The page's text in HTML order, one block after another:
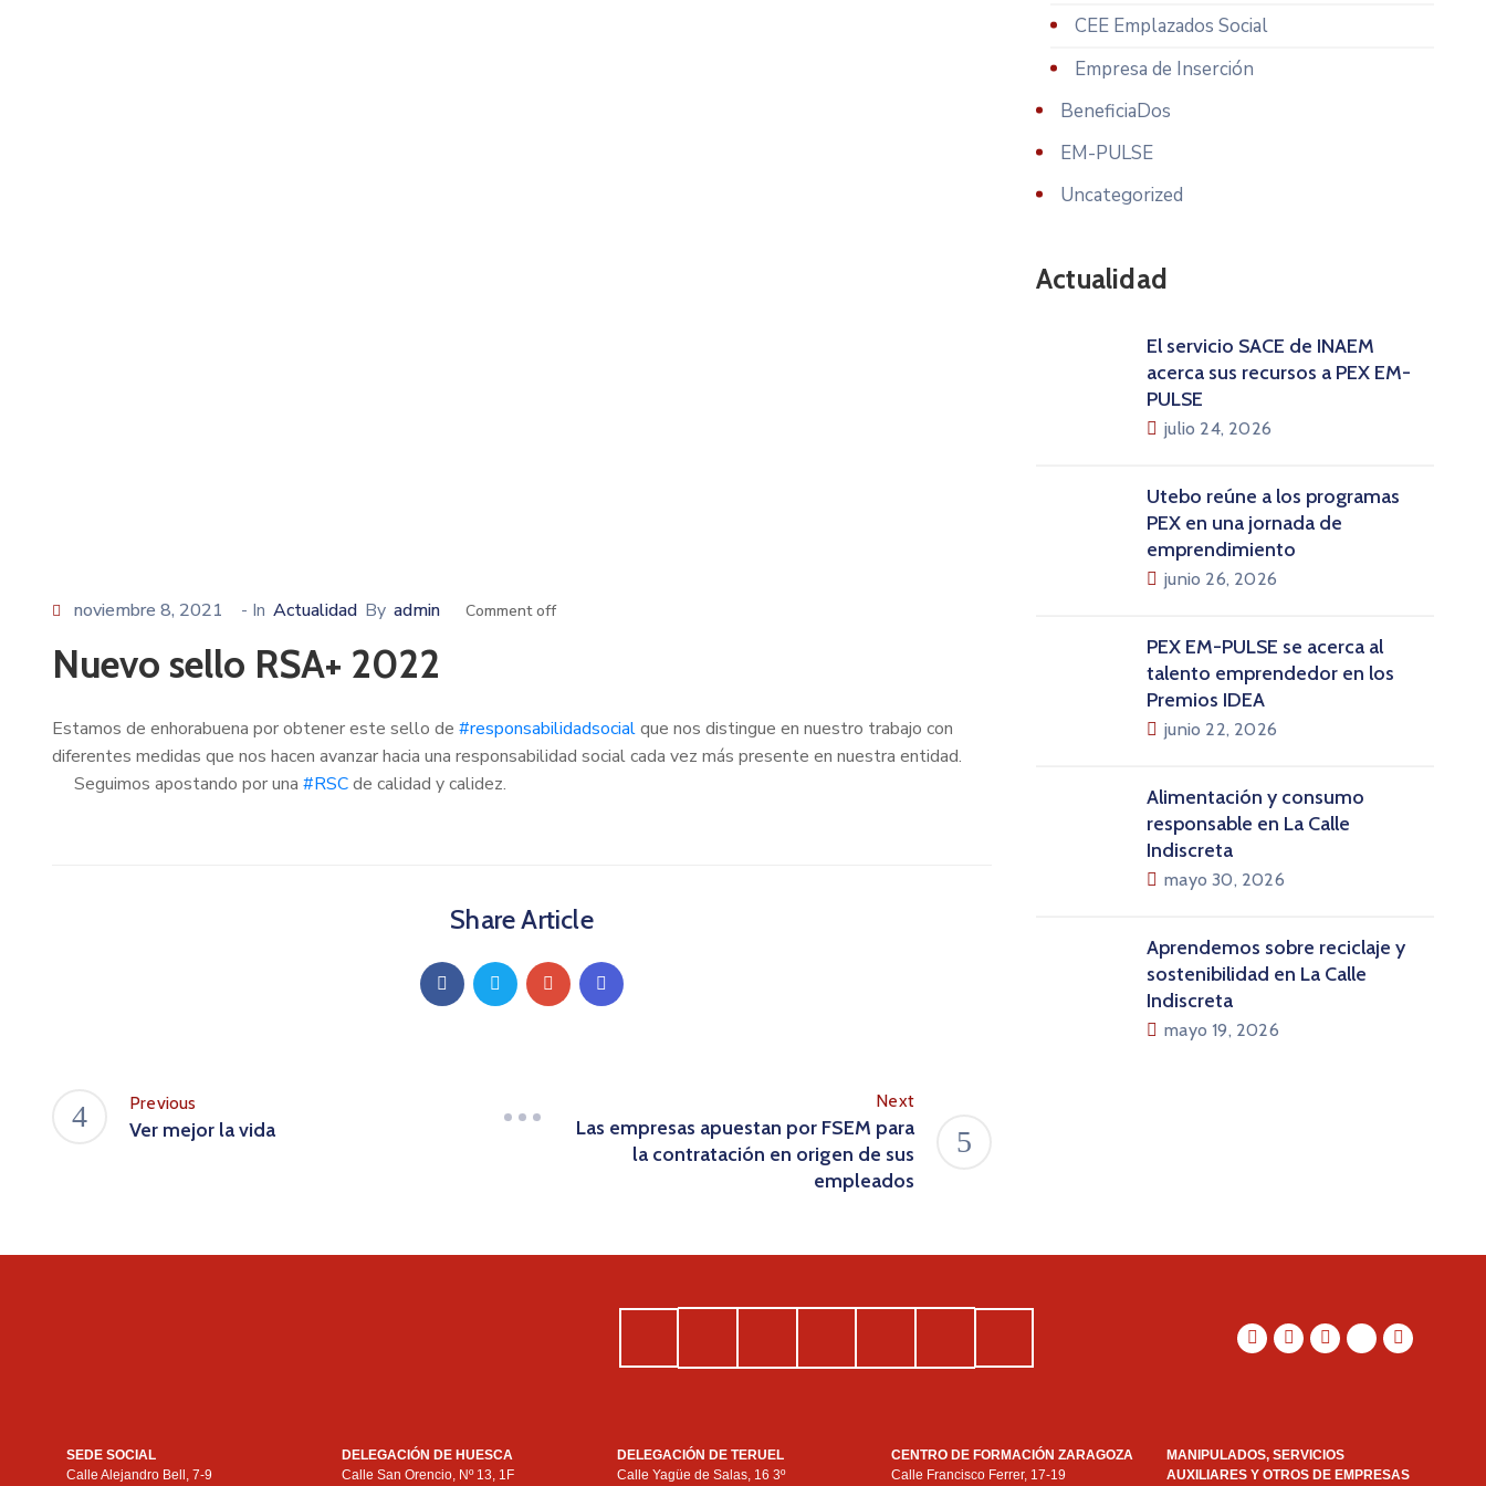
noviembre 8, 2021 - In Actualidad By admin Comment off
Nuevo sello RSA+ 2022
Estamos de enhorabuena por obtener este sello de #responsabilidadsocialque nos distingue en nuestro trabajo con
diferentes medidas que nos hacen avanzar hacia una responsabilidad social cada vez más presente en nuestra entidad.
Seguimos apostando por una #RSCde calidad y calidez.
Share Article
Previous
Ver mejor la vida
Next
Las empresas apuestan por FSEM para
la contratación en origen de sus
empleados
CEE Emplazados Social
Empresa de Inserción
BeneficiaDos
EM-PULSE
Uncategorized
Actualidad
El servicio SACE de INAEM
acerca sus recursos a PEX EM-
PULSE
julio 24, 2026
Utebo reúne a los programas
PEX en una jornada de
emprendimiento
junio 26, 2026
PEX EM-PULSE se acerca al
talento emprendedor en los
Premios IDEA
junio 22, 2026
Alimentación y consumo
responsable en La Calle
Indiscreta
mayo 30, 2026
Aprendemos sobre reciclaje y
sostenibilidad en La Calle
Indiscreta
mayo 19, 2026
SEDE SOCIAL
Calle Alejandro Bell, 7-9
DELEGACIÓN DE HUESCA
Calle San Orencio, Nº 13, 1F
DELEGACIÓN DE TERUEL
Calle Yagüe de Salas, 16 3º
CENTRO DE FORMACIÓN ZARAGOZA
Calle Francisco Ferrer, 17-19
MANIPULADOS, SERVICIOS
AUXILIARES Y OTROS DE EMPRESAS